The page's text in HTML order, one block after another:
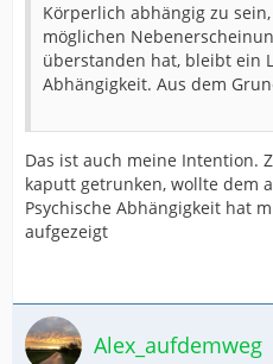
Körperlich abhängig zu
möglichen
überstanden hat, bleibt ein
Abhängigkeit. Aus dem
Das ist auch meine Intention.
kaputt getrunken, wollte dem
Psychische Abhängigkeit hat
aufgezeigt
Alex_aufdemweg